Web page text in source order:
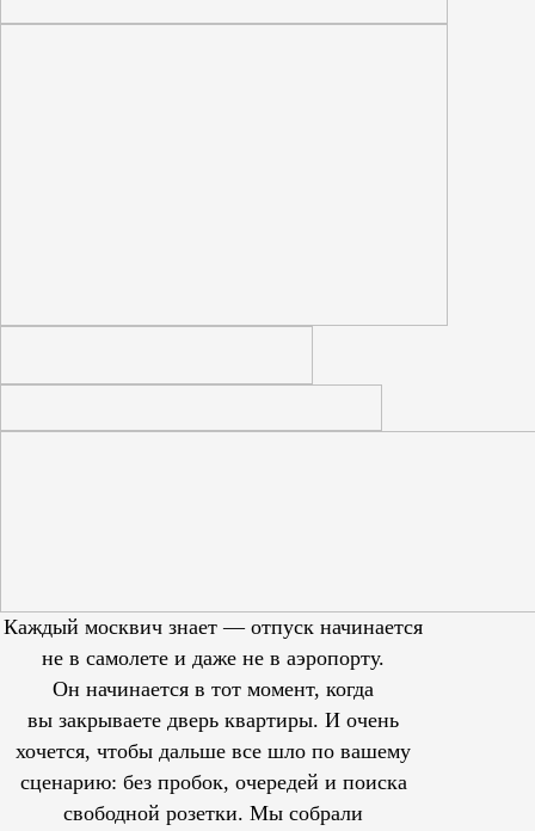
Каждый москвич знает — отпуск начинается
не в самолете и даже не в аэропорту.
Он начинается в тот момент, когда
вы закрываете дверь квартиры. И очень
хочется, чтобы дальше все шло по вашему
сценарию: без пробок, очередей и поиска
свободной розетки. Мы собрали